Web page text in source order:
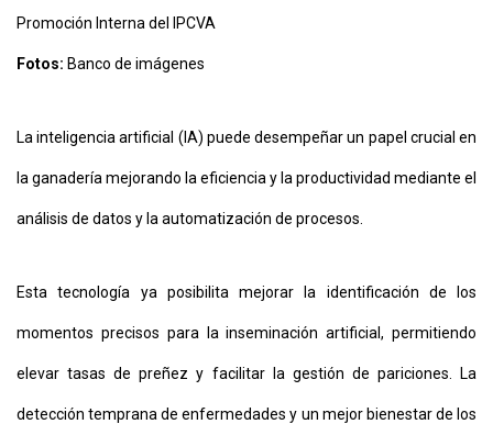
AYUDA
Y
PRIVACIDAD
DEL
QUIENES
Promoción Interna del IPCVA
Fotos: Banco de imágenes
La inteligencia artificial (IA) puede desempeñar un papel crucial en
la ganadería mejorando la eficiencia y la productividad mediante el
análisis de datos y la automatización de procesos.
Esta tecnología ya posibilita mejorar la identificación de los
momentos precisos para la inseminación artificial, permitiendo
elevar tasas de preñez y facilitar la gestión de pariciones. La
detección temprana de enfermedades y un mejor bienestar de los